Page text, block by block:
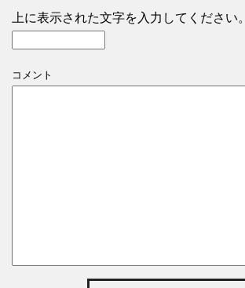
上に表示された文字を入力してください。
コメント